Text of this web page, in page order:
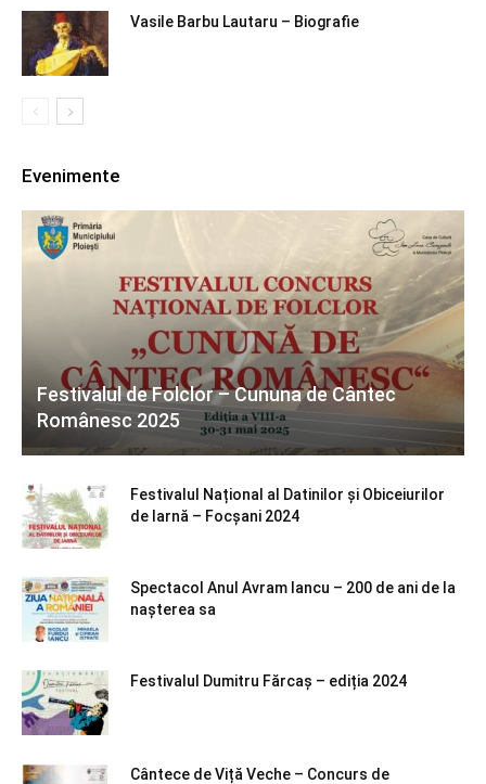
Vasile Barbu Lautaru – Biografie
Evenimente
Festivalul de Folclor – Cununa de Cântec
Românesc 2025
Festivalul Național al Datinilor și Obiceiurilor
de Iarnă – Focșani 2024
Spectacol Anul Avram Iancu – 200 de ani de la
nașterea sa
Festivalul Dumitru Fărcaș – ediția 2024
Cântece de Viță Veche – Concurs de